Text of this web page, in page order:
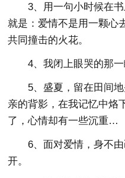
3、用一句小时候在书
就是：爱情不是用一颗心
共同撞击的火花。
4、我闭上眼哭的那一
5、盛夏，留在田间地
亲的背影，在我记忆中烙
了，心情却有一些沉重…
6、面对爱情，身不由
开。